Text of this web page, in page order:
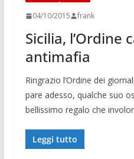
04/10/2015 frank
Sicilia, l’Ordine
antimafia
Ringrazio l’Ordine dei
pare adesso, qualche suo
bellissimo regalo che
Leggi tutto